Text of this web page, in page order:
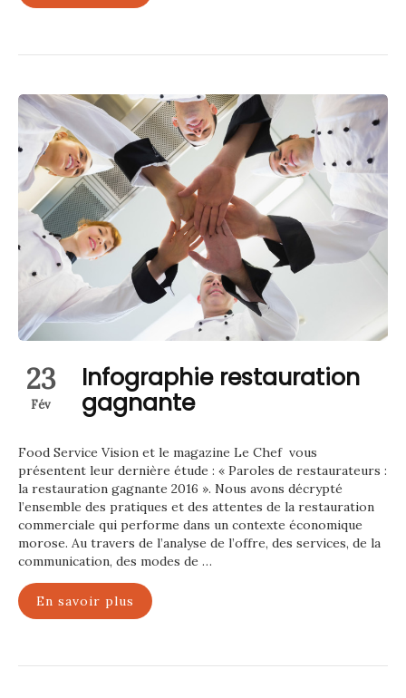
23
Fév
Infographie restauration
gagnante
Food Service Vision et le magazine Le Chef vous
présentent leur dernière étude : « Paroles de restaurateurs :
la restauration gagnante 2016 ». Nous avons décrypté
l’ensemble des pratiques et des attentes de la restauration
commerciale qui performe dans un contexte économique
morose. Au travers de l’analyse de l’offre, des services, de la
communication, des modes de …
En savoir plus